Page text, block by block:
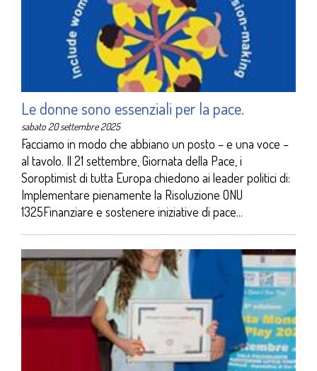
Le donne sono essenziali per la pace.
sabato 20 settembre 2025
Facciamo in modo che abbiano un posto – e una voce –
al tavolo. Il 21 settembre, Giornata della Pace, i
Soroptimist di tutta Europa chiedono ai leader politici di:
Implementare pienamente la Risoluzione ONU
1325Finanziare e sostenere iniziative di pace...